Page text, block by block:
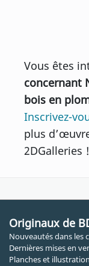
Vous êtes
concernant
bois en
Inscrivez-
plus
2DGalleries !
Originaux de
Nouveautés dans les
Dernières mises en
Planches et